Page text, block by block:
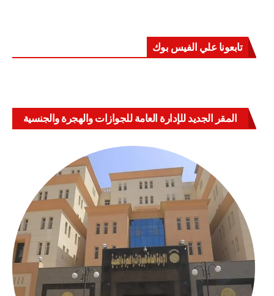
تابعونا علي الفيس بوك
المقر الجديد للإدارة العامة للجوازات والهجرة والجنسية